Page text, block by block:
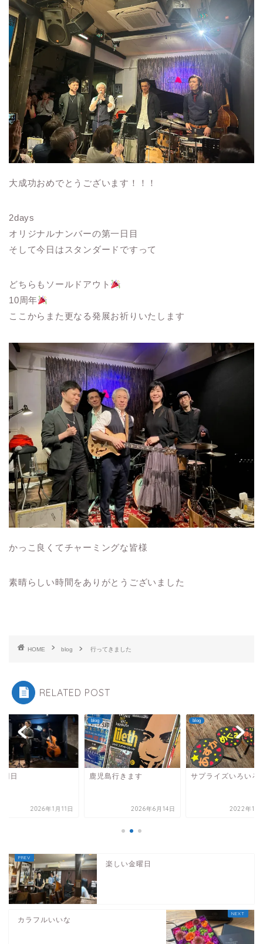
大成功おめでとうございます！！！
2days
オリジナルナンバーの第一日目
そして今日はスタンダードですって
どちらもソールドアウト
10周年
ここからまた更なる発展お祈りいたします
かっこ良くてチャーミングな皆様
素晴らしい時間をありがとうございました
HOME blog 行ってきました
RELATED POST
明日
2026年1月11日
blog
鹿児島行きます
2026年6月14日
blog
サプライズいろいろ
2022年11
楽しい金曜日
カラフルいいな